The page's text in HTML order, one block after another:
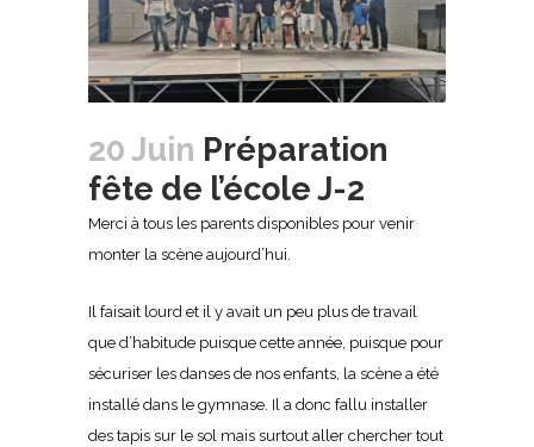
20 Juin Préparation
fête de l’école J-2
Merci à tous les parents disponibles pour venir
monter la scène aujourd’hui.
Il faisait lourd et il y avait un peu plus de travail
que d’habitude puisque cette année, puisque pour
sécuriser les danses de nos enfants, la scène a été
installé dans le gymnase. Il a donc fallu installer
des tapis sur le sol mais surtout aller chercher tout